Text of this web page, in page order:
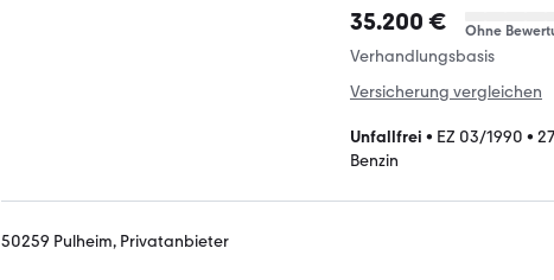
35.200 € Ohne
Verhandlungsbasis
Versicherung vergleichen
Unfallfrei • EZ 03/1990 •
Benzin
50259 Pulheim, Privatanbieter